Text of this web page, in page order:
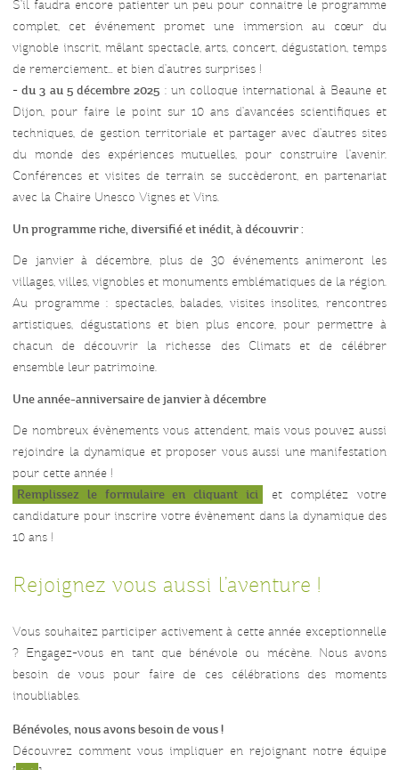
S’il faudra encore patienter un peu pour connaitre le programme
complet, cet événement promet une immersion au cœur du
vignoble inscrit, mêlant spectacle, arts, concert, dégustation, temps
de remerciement… et bien d’autres surprises !
- du 3 au 5 décembre 2025 : un colloque international à Beaune et
Dijon, pour faire le point sur 10 ans d’avancées scientifiques et
techniques, de gestion territoriale et partager avec d’autres sites
du monde des expériences mutuelles, pour construire l’avenir.
Conférences et visites de terrain se succèderont, en partenariat
avec la Chaire Unesco Vignes et Vins.
Un programme riche, diversifié et inédit, à découvrir :
De janvier à décembre, plus de 30 événements animeront les
villages, villes, vignobles et monuments emblématiques de la région.
Au programme : spectacles, balades, visites insolites, rencontres
artistiques, dégustations et bien plus encore, pour permettre à
chacun de découvrir la richesse des Climats et de célébrer
ensemble leur patrimoine.
Une année-anniversaire de janvier à décembre
De nombreux évènements vous attendent, mais vous pouvez aussi
rejoindre la dynamique et proposer vous aussi une manifestation
pour cette année !
Remplissez le formulaire en cliquant ici
et complétez votre
candidature pour inscrire votre évènement dans la dynamique des
10 ans !
Rejoignez vous aussi l’aventure !
Vous souhaitez participer activement à cette année exceptionnelle
? Engagez-vous en tant que bénévole ou mécène. Nous avons
besoin de vous pour faire de ces célébrations des moments
inoubliables.
Bénévoles, nous avons besoin de vous !
Découvrez comment vous impliquer en rejoignant notre équipe